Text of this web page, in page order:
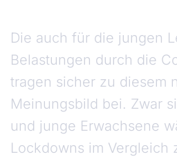
Die auch für die jungen
Belastungen durch die
tragen sicher zu diesem
Meinungsbild bei. Zwar
und junge Erwachsene
Lockdowns im Vergleich